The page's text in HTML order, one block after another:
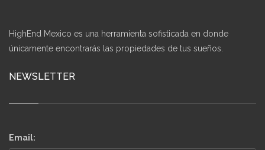
HighEnd Mexico es una herramienta sofisticada en donde
únicamente encontrarás las propiedades de tus sueños.
NEWSLETTER
Email: